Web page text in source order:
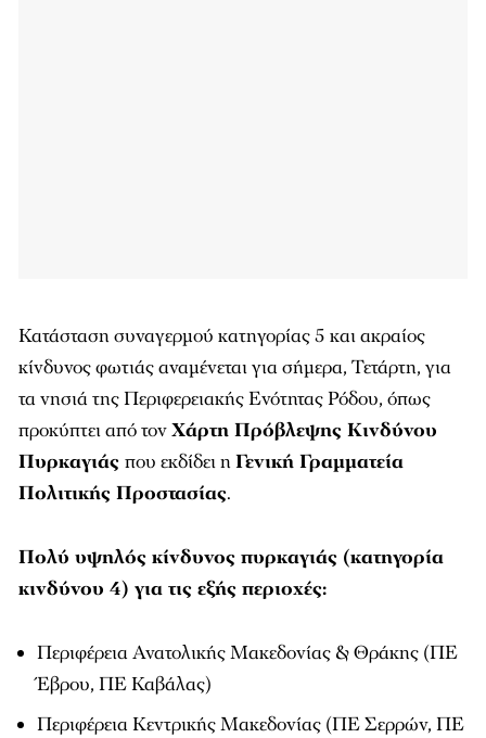
Κατάσταση συναγερμού κατηγορίας 5 και ακραίος
κίνδυνος φωτιάς αναμένεται για σήμερα, Τετάρτη, για
τα νησιά της Περιφερειακής Ενότητας Ρόδου, όπως
προκύπτει από τονΧάρτη Πρόβλεψης Κινδύνου
Πυρκαγιάς που εκδίδει ηΓενική Γραμματεία
Πολιτικής Προστασίας.
Πολύ υψηλός κίνδυνος πυρκαγιάς (κατηγορία
κινδύνου 4) για τις εξής περιοχές:
Περιφέρεια Ανατολικής Μακεδονίας & Θράκης (ΠΕ
Έβρου, ΠΕ Καβάλας)
Περιφέρεια Κεντρικής Μακεδονίας (ΠΕ Σερρών, ΠΕ